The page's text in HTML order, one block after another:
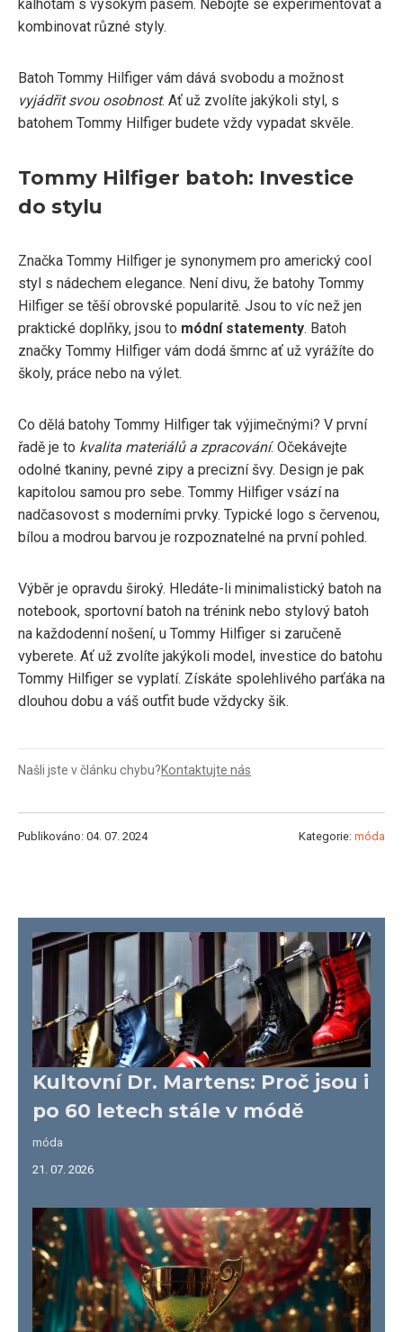
kalhotám s vysokým pasem. Nebojte se experimentovat a
kombinovat různé styly.
Batoh Tommy Hilfiger vám dává svobodu a možnost
vyjádřit svou osobnost. Ať už zvolíte jakýkoli styl, s
batohem Tommy Hilfiger budete vždy vypadat skvěle.
Tommy Hilfiger batoh: Investice
do stylu
Značka Tommy Hilfiger je synonymem pro americký cool
styl s nádechem elegance. Není divu, že batohy Tommy
Hilfiger se těší obrovské popularitě. Jsou to víc než jen
praktické doplňky, jsou to módní statementy. Batoh
značky Tommy Hilfiger vám dodá šmrnc ať už vyrážíte do
školy, práce nebo na výlet.
Co dělá batohy Tommy Hilfiger tak výjimečnými? V první
řadě je to kvalita materiálů a zpracování. Očekávejte
odolné tkaniny, pevné zipy a precizní švy. Design je pak
kapitolou samou pro sebe. Tommy Hilfiger vsází na
nadčasovost s moderními prvky. Typické logo s červenou,
bílou a modrou barvou je rozpoznatelné na první pohled.
Výběr je opravdu široký. Hledáte-li minimalistický batoh na
notebook, sportovní batoh na trénink nebo stylový batoh
na každodenní nošení, u Tommy Hilfiger si zaručeně
vyberete. Ať už zvolíte jakýkoli model, investice do batohu
Tommy Hilfiger se vyplatí. Získáte spolehlivého parťáka na
dlouhou dobu a váš outfit bude vždycky šik.
Našli jste v článku chybu?Kontaktujte nás
Publikováno: 04. 07. 2024 Kategorie: móda
Kultovní Dr. Martens: Proč jsou i
po 60 letech stále v módě
móda
21. 07. 2026